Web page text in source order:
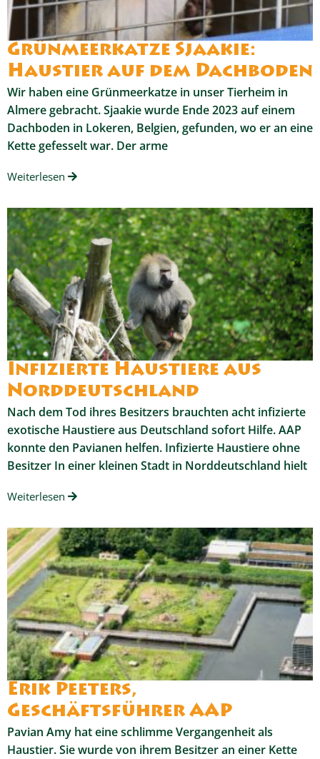
Grünmeerkatze Sjaakie:
Haustier auf dem Dachboden
Wir haben eine Grünmeerkatze in unser Tierheim in
Almere gebracht. Sjaakie wurde Ende 2023 auf einem
Dachboden in Lokeren, Belgien, gefunden, wo er an eine
Kette gefesselt war. Der arme
Weiterlesen
Infizierte Haustiere aus
Norddeutschland
Nach dem Tod ihres Besitzers brauchten acht infizierte
exotische Haustiere aus Deutschland sofort Hilfe. AAP
konnte den Pavianen helfen. Infizierte Haustiere ohne
Besitzer In einer kleinen Stadt in Norddeutschland hielt
Weiterlesen
Erik Peeters,
Geschäftsführer AAP
Pavian Amy hat eine schlimme Vergangenheit als
Haustier. Sie wurde von ihrem Besitzer an einer Kette